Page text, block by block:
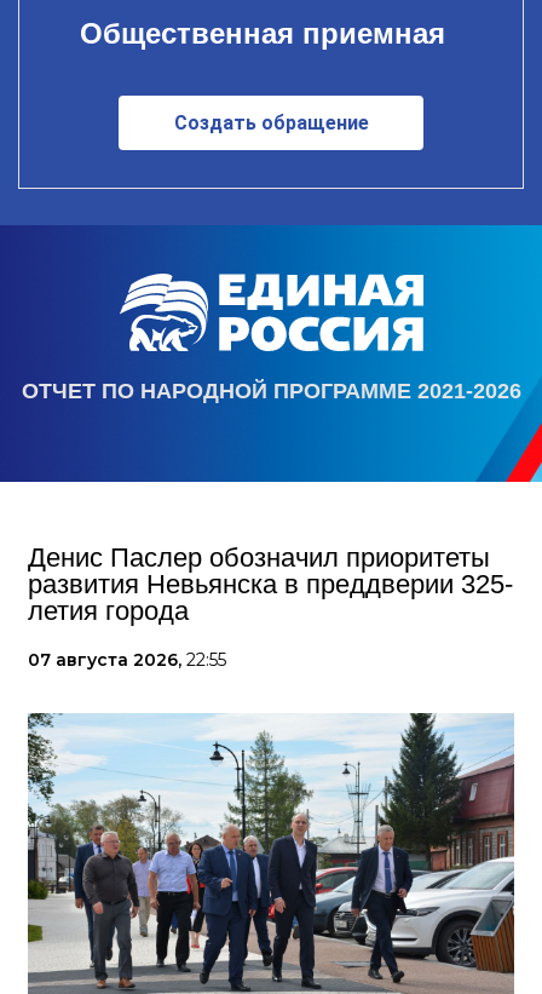
Общественная приемная
Создать обращение
ОТЧЕТ ПО НАРОДНОЙ ПРОГРАММЕ 2021-2026
Денис Паслер обозначил приоритеты
развития Невьянска в преддверии 325-
летия города
07 августа 2026, 22:55